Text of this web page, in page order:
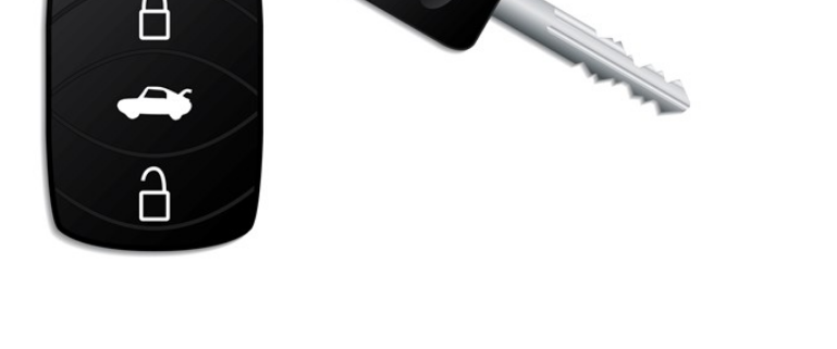
Levi Shaul
אתר ברמה אחת מעל כולם.
זכי ודובץ
אתר מדהים ומועיל תודה.